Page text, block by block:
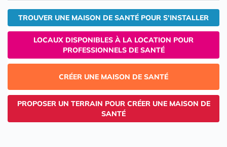
TROUVER UNE MAISON DE SANTÉ POUR S'INSTALLER
LOCAUX DISPONIBLES À LA LOCATION POUR
PROFESSIONNELS DE SANTÉ
CRÉER UNE MAISON DE SANTÉ
PROPOSER UN TERRAIN POUR CRÉER UNE MAISON DE
SANTÉ